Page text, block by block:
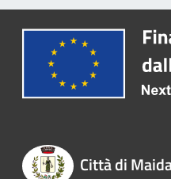
Città di